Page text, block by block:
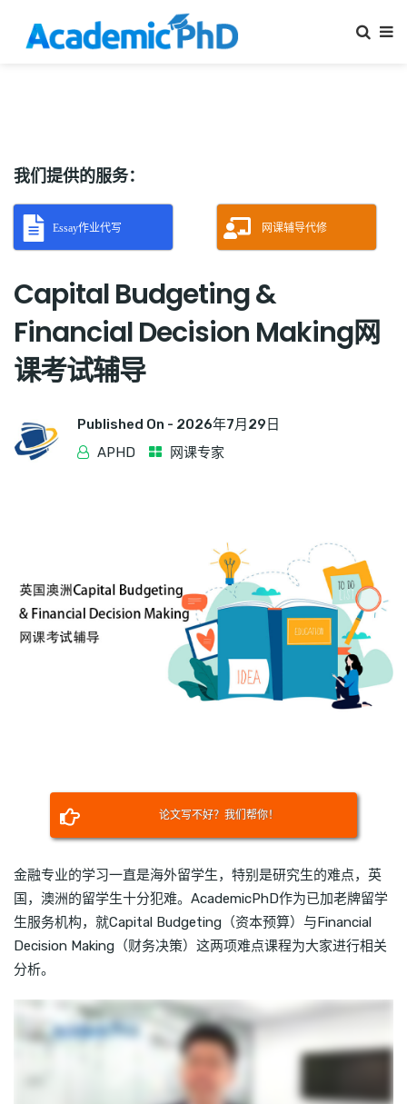
我们提供的服务：
Essay作业代写 网课辅导代修
Capital Budgeting &
Financial Decision Making网
课考试辅导
Published On - 2026年7月29日
APHD
网课专家
论文写不好？我们帮你！
金融专业的学习一直是海外留学生，特别是研究生的难点，英
国，澳洲的留学生十分犯难。AcademicPhD作为已加老牌留学
生服务机构，就Capital Budgeting（资本预算）与Financial
Decision Making（财务决策）这两项难点课程为大家进行相关
分析。